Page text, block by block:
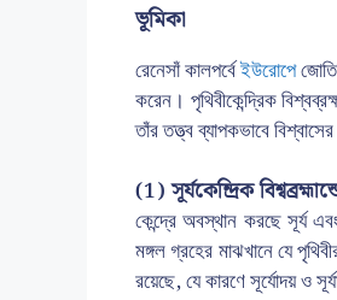
ভূমিকা
রেনেসাঁ কালপর্বেইউরোপে
করেন। পৃথিবীকেন্দ্রিক
তাঁর তত্ত্ব ব্যাপকভাবে
(1) সূর্যকেন্দ্রিক
কেন্দ্রে অবস্থান করছে সূর্য
মঙ্গল গ্রহের মাঝখানে যে
রয়েছে, যে কারণে সূর্যোদয় ও